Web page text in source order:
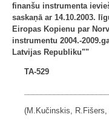
finanšu instrumenta
saskaņā ar 14.10.2003.
Eiropas Kopienu par
instrumentu 2004.-
Latvijas Republiku""
TA-529
(M.Kučinskis,